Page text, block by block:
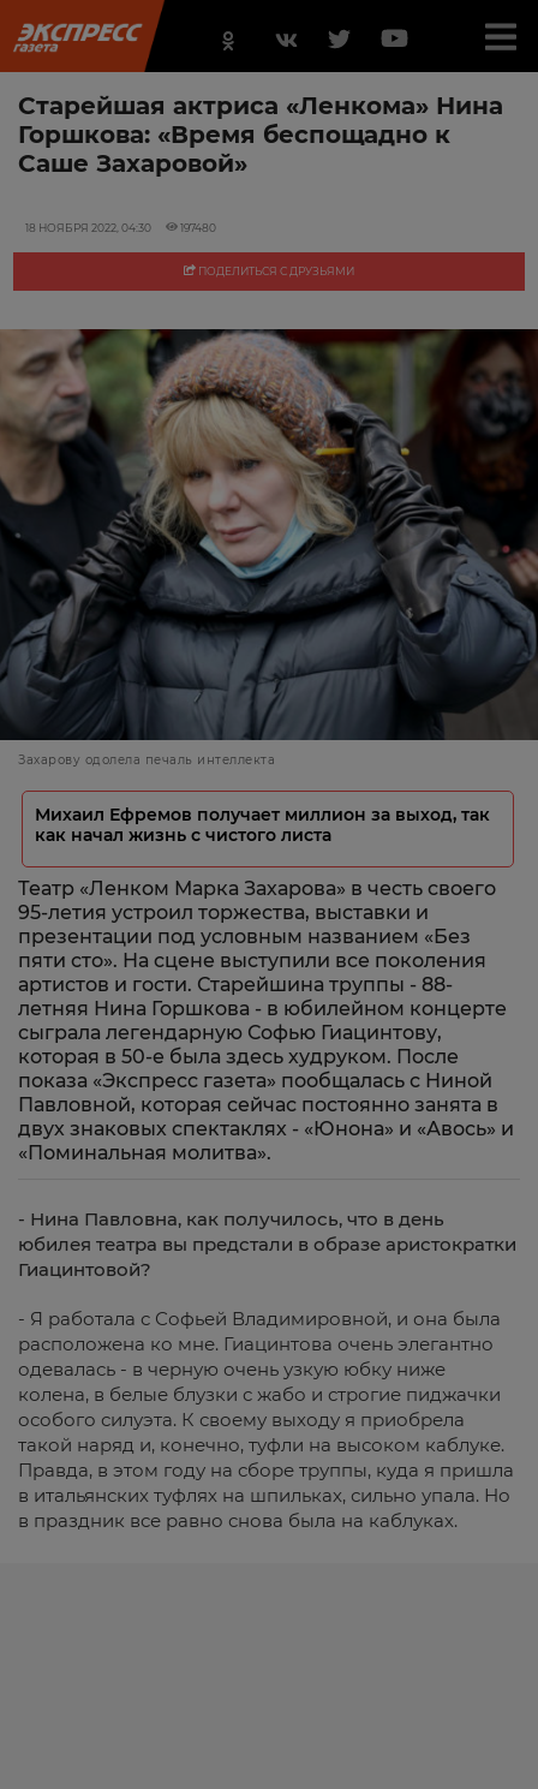
Старейшая актриса «Ленкома» Нина
Горшкова: «Время беспощадно к
Саше Захаровой»
18 НОЯБРЯ 2022, 04:30 197480
ПОДЕЛИТЬСЯ С ДРУЗЬЯМИ
Захарову одолела печаль интеллекта
Михаил Ефремов получает миллион за выход, так
как начал жизнь с чистого листа
Театр «Ленком Марка Захарова» в честь своего
95-летия устроил торжества, выставки и
презентации под условным названием «Без
пяти сто». На сцене выступили все поколения
артистов и гости. Старейшина труппы - 88-
летняя Нина Горшкова - в юбилейном концерте
сыграла легендарную Софью Гиацинтову,
которая в 50-е была здесь худруком. После
показа «Экспресс газета» пообщалась с Ниной
Павловной, которая сейчас постоянно занята в
двух знаковых спектаклях - «Юнона» и «Авось» и
«Поминальная молитва».
- Нина Павловна, как получилось, что в день
юбилея театра вы предстали в образе аристократки
Гиацинтовой?
- Я работала с Софьей Владимировной, и она была
расположена ко мне. Гиацинтова очень элегантно
одевалась - в черную очень узкую юбку ниже
колена, в белые блузки с жабо и строгие пиджачки
особого силуэта. К своему выходу я приобрела
такой наряд и, конечно, туфли на высоком каблуке.
Правда, в этом году на сборе труппы, куда я пришла
в итальянских туфлях на шпильках, сильно упала. Но
в праздник все равно снова была на каблуках.